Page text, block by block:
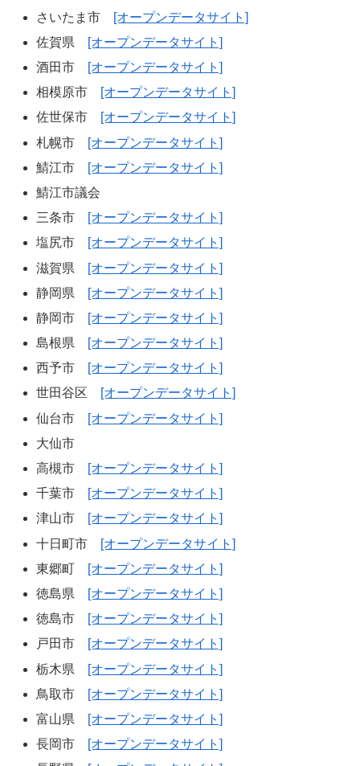
さいたま市
[オープンデータサイト]
佐賀県
[オープンデータサイト]
酒田市
[オープンデータサイト]
相模原市
[オープンデータサイト]
佐世保市
[オープンデータサイト]
札幌市
[オープンデータサイト]
鯖江市
[オープンデータサイト]
鯖江市議会
三条市
[オープンデータサイト]
塩尻市
[オープンデータサイト]
滋賀県
[オープンデータサイト]
静岡県
[オープンデータサイト]
静岡市
[オープンデータサイト]
島根県
[オープンデータサイト]
西予市
[オープンデータサイト]
世田谷区
[オープンデータサイト]
仙台市
[オープンデータサイト]
大仙市
高槻市
[オープンデータサイト]
千葉市
[オープンデータサイト]
津山市
[オープンデータサイト]
十日町市
[オープンデータサイト]
東郷町
[オープンデータサイト]
徳島県
[オープンデータサイト]
徳島市
[オープンデータサイト]
戸田市
[オープンデータサイト]
栃木県
[オープンデータサイト]
鳥取市
[オープンデータサイト]
富山県
[オープンデータサイト]
長岡市
[オープンデータサイト]